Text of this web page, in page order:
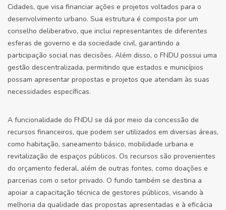
Cidades, que visa financiar ações e projetos voltados para o
desenvolvimento urbano. Sua estrutura é composta por um
conselho deliberativo, que inclui representantes de diferentes
esferas de governo e da sociedade civil, garantindo a
participação social nas decisões. Além disso, o FNDU possui uma
gestão descentralizada, permitindo que estados e municípios
possam apresentar propostas e projetos que atendam às suas
necessidades específicas.
A funcionalidade do FNDU se dá por meio da concessão de
recursos financeiros, que podem ser utilizados em diversas áreas,
como habitação, saneamento básico, mobilidade urbana e
revitalização de espaços públicos. Os recursos são provenientes
do orçamento federal, além de outras fontes, como doações e
parcerias com o setor privado. O fundo também se destina a
apoiar a capacitação técnica de gestores públicos, visando à
melhoria da qualidade das propostas apresentadas e à eficácia